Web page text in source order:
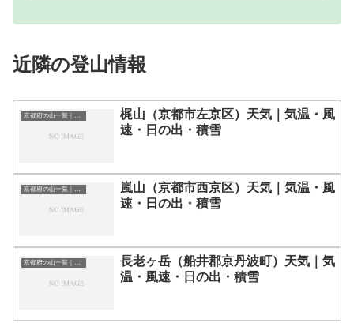
近隣の登山情報
京都府の山一覧｜標高順・標高の高い山ランキング
梶山（京都市左京区）天気｜気温・風
速・日の出・積雪
京都府の山一覧｜標高順・標高の高い山ランキング
嵐山（京都市西京区）天気｜気温・風
速・日の出・積雪
京都府の山一覧｜標高順・標高の高い山ランキング
長老ヶ岳（船井郡京丹波町）天気｜気
温・風速・日の出・積雪